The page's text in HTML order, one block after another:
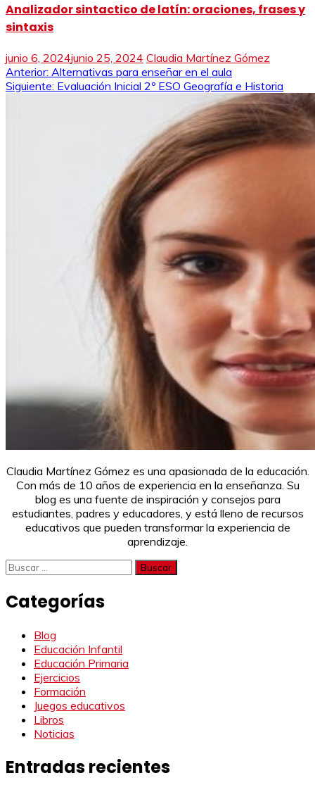
Analizador sintactico de latín: oraciones, frases y
sintaxis
junio 6, 2024junio 25, 2024 Claudia Martínez Gómez
Navegación
de
Anterior: Alternativas para enseñar en el aula
Siguiente: Evaluación Inicial 2º ESO Geografía e Historia
Claudia Martínez Gómez es una apasionada de la educación.
Con más de 10 años de experiencia en la enseñanza. Su
blog es una fuente de inspiración y consejos para
estudiantes, padres y educadores, y está lleno de recursos
educativos que pueden transformar la experiencia de
aprendizaje.
Buscar:
Categorías
Blog
Educación Infantil
Educación Primaria
Ejercicios
Formación
Juegos educativos
Libros
Noticias
Entradas recientes